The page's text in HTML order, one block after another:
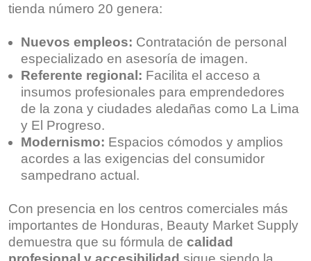
tienda número 20 genera:
Nuevos empleos: Contratación de personal
especializado en asesoría de imagen.
Referente regional: Facilita el acceso a
insumos profesionales para emprendedores
de la zona y ciudades aledañas como La Lima
y El Progreso.
Modernismo: Espacios cómodos y amplios
acordes a las exigencias del consumidor
sampedrano actual.
Con presencia en los centros comerciales más
importantes de Honduras, Beauty Market Supply
demuestra que su fórmula de calidad